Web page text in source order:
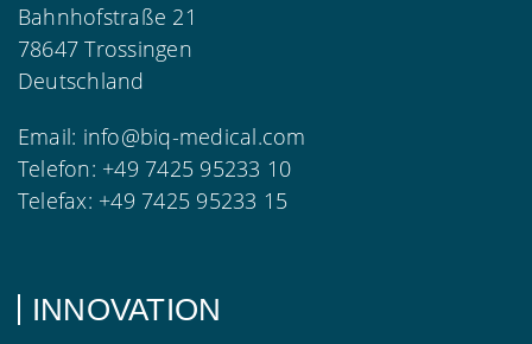
Bahnhofstraße 21
78647 Trossingen
Deutschland
Email: info@biq-medical.com
Telefon: +49 7425 95233 10
Telefax: +49 7425 95233 15
INNOVATION